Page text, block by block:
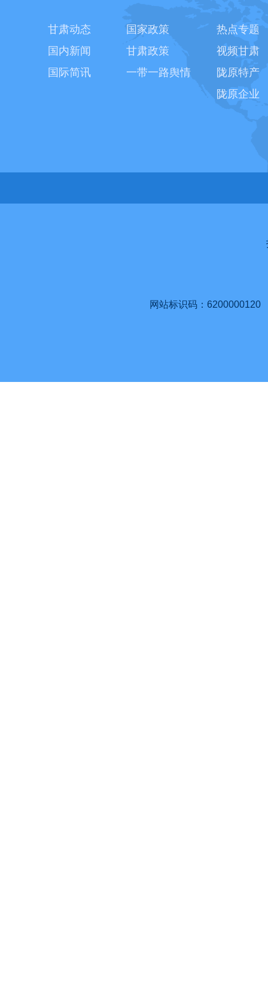
甘肃动态
国内新闻
国际简讯
国家政策
甘肃政策
一带一路舆情
热点专题
视频甘肃
陇原特产
陇原企业
网站标识码：6200000120